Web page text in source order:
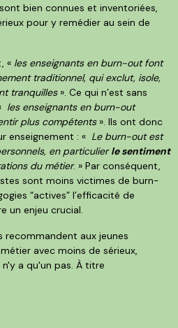
bien connues et inventoriées,
pour y remédier au sein de
« les enseignants en burn-out font
traditionnel, qui exclut, isole,
tranquilles». Ce qui n’est sans
les enseignants en burn-out
plus compétents». Ils ont donc
enseignement : « Le burn-out est
en particulierle sentiment
du métier. » Par conséquent,
sont moins victimes de burn-
“actives” l’efficacité de
un enjeu crucial.
recommandent aux jeunes
avec moins de sérieux,
n'y a qu'un pas. À titre